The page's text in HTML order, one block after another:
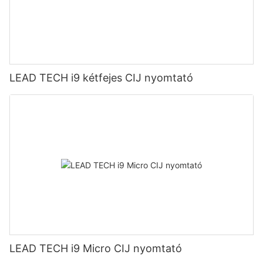
LEAD TECH i9 kétfejes CIJ nyomtató
LEAD TECH i9 Micro CIJ nyomtató